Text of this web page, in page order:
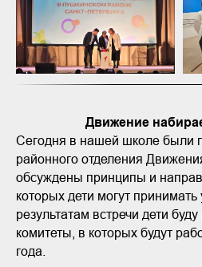
Движение
Сегодня в нашей школе были
районного отделения
обсуждены принципы и
которых дети могут принимать
результатам встречи дети
комитеты, в которых будут
года.